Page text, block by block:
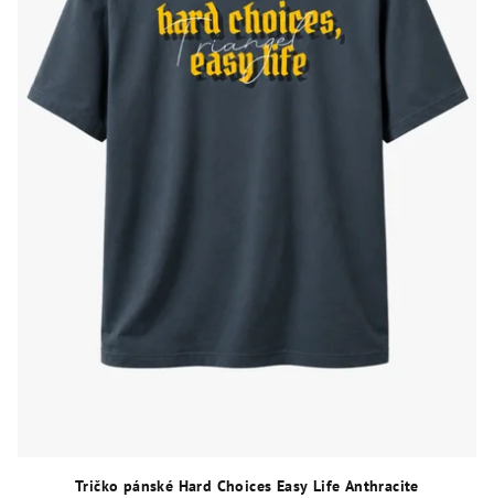
Tričko pánské Hard Choices Easy Life Anthracite